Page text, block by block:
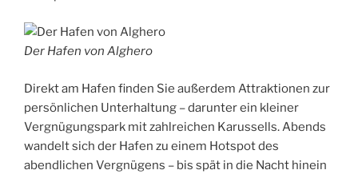
Der Hafen von Alghero
Direkt am Hafen finden Sie außerdem Attraktionen zur
persönlichen Unterhaltung – darunter ein kleiner
Vergnügungspark mit zahlreichen Karussells. Abends
wandelt sich der Hafen zu einem Hotspot des
abendlichen Vergnügens – bis spät in die Nacht hinein